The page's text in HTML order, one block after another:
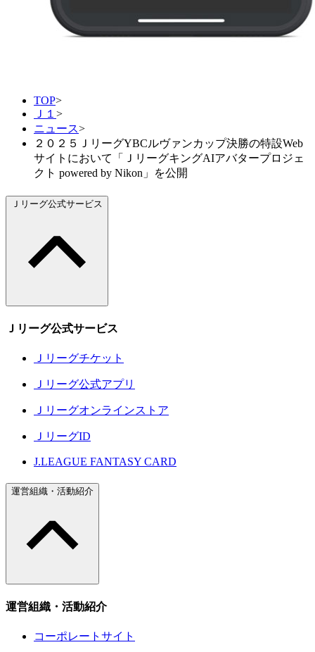
TOP>
Ｊ１ >
ニュース>
２０２５ＪリーグYBCルヴァンカップ決勝の特設Web
サイトにおいて「ＪリーグキングAIアバタープロジェ
クト powered by Nikon」を公開
Ｊリーグ公式サービス
Ｊリーグ公式サービス
Ｊリーグチケット
Ｊリーグ公式アプリ
Ｊリーグオンラインストア
ＪリーグID
J.LEAGUE FANTASY CARD
運営組織・活動紹介
運営組織・活動紹介
コーポレートサイト